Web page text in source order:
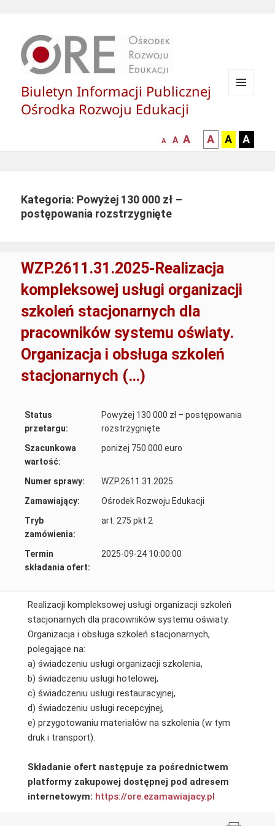
Biuletyn Informacji Publicznej
Ośrodka Rozwoju Edukacji
mniejsza
A
normalna
A
większa-
czcionka
A
kontrast
czarny
A
kontrast
czarny
A
żółty
A
Kategoria: Powyżej 130 000 zł –
postępowania rozstrzygnięte
WZP.2611.31.2025-Realizacja
kompleksowej usługi organizacji
szkoleń stacjonarnych dla
pracowników systemu oświaty.
Organizacja i obsługa szkoleń
stacjonarnych (…)
Status
przetargu:
Powyżej 130 000 zł – postępowania
rozstrzygnięte
Szacunkowa
wartość:
poniżej 750 000 euro
Numer sprawy:
WZP.2611.31.2025
Zamawiający:
Ośrodek Rozwoju Edukacji
Tryb
zamówienia:
art. 275 pkt 2
Termin
składania ofert:
2025-09-24 10:00:00
Realizacji kompleksowej usługi organizacji szkoleń
stacjonarnych dla pracowników systemu oświaty.
Organizacja i obsługa szkoleń stacjonarnych,
polegające na:
a) świadczeniu usługi organizacji szkolenia,
b) świadczeniu usługi hotelowej,
c) świadczeniu usługi restauracyjnej,
d) świadczeniu usługi recepcyjnej,
e) przygotowaniu materiałów na szkolenia (w tym
druk i transport).
Składanie ofert następuje za pośrednictwem
platformy zakupowej dostępnej pod adresem
internetowym: https://ore.ezamawiajacy.pl